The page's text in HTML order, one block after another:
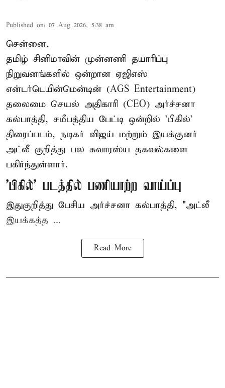
Published on: 07 Aug 2026, 5:38 am
சென்னை,
தமிழ் சினிமாவின் முன்னணி தயாரிப்பு
நிறுவனங்களில் ஒன்றான ஏஜிஎஸ்
என்டர்டெயின்மென்டின் (AGS Entertainment)
தலைமை செயல் அதிகாரி (CEO) அர்ச்சனா
கல்பாத்தி, சமீபத்திய பேட்டி ஒன்றில் 'பிகில்'
திரைப்படம், நடிகர் விஜய் மற்றும் இயக்குனர்
அட்லீ குறித்து பல சுவாரஸ்ய தகவல்களை
பகிர்ந்துள்ளார்.
'பிகில்' படத்தில் பணியாற்ற வாய்ப்பு
இதுகுறித்து பேசிய அர்ச்சனா கல்பாத்தி, "அட்லீ
இயக்கத்த ...
Read More